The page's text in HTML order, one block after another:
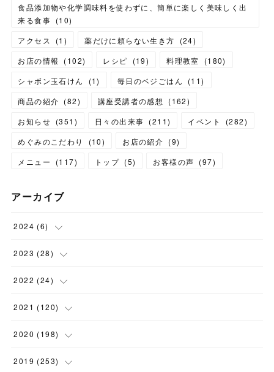
食品添加物や化学調味料を使わずに、簡単に楽しく美味しく出
来る食事 (10)
アクセス
(1 ) 薬だけに頼らない生き方 (24)
お店の情報
(102) レシピ (19) 料理教室 (180)
シャボン玉石けん
(1) 毎日のベジごはん (11)
商品の紹介 (82) 講座受講者の感想 (162)
お知らせ (351 ) 日々の出来事 (211) イベント (282)
めぐみのこだわり
(10) お店の紹介 (9)
メニュー
(117) トップ (5) お客様の声 (97)
アーカイブ
2024 (6)
(1)
(1 )
(1)
( 1 )
2023 (28)
(2)
(1)
(1)
(2 )
2022 (24)
(5)
(2)
(2)
2021 (120)
(12)
(3)
2020 (198)
(12)
2019 (253)